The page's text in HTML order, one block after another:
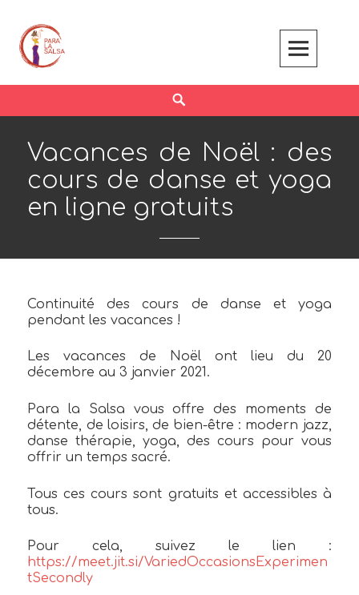
content
Vacances de Noël : des
cours de danse et yoga
en ligne gratuits
Continuité des cours de danse et yoga
pendant les vacances !
Les vacances de Noël ont lieu du 20
décembre au 3 janvier 2021.
Para la Salsa vous offre des moments de
détente, de loisirs, de bien-être : modern jazz,
danse thérapie, yoga, des cours pour vous
offrir un temps sacré.
Tous ces cours sont gratuits et accessibles à
tous.
Pour cela, suivez le lien :
https://meet.jit.si/VariedOccasionsExperimen
tSecondly